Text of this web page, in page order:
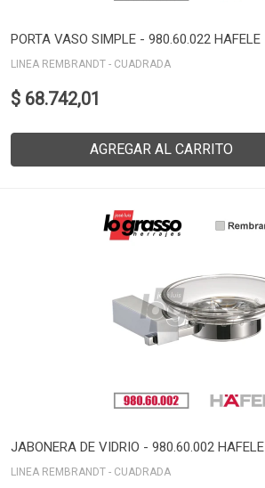
PORTA VASO SIMPLE - 980.60.022 HAFELE
LINEA REMBRANDT - CUADRADA
$ 68.742,01
AGREGAR AL CARRITO
JABONERA DE VIDRIO - 980.60.002 HAFELE
LINEA REMBRANDT - CUADRADA